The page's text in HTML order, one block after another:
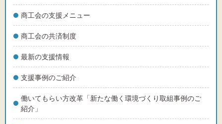
商工会の支援メニュー
商工会の共済制度
最新の支援情報
支援事例のご紹介
働いてもらい方改革「新たな働く環境づくり取組事例のご
紹介」